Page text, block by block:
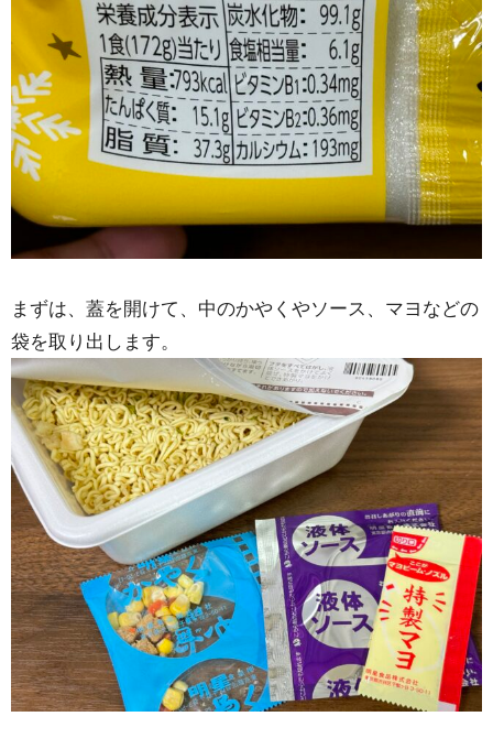
まずは、蓋を開けて、中のかやくやソース、マヨなどの
袋を取り出します。